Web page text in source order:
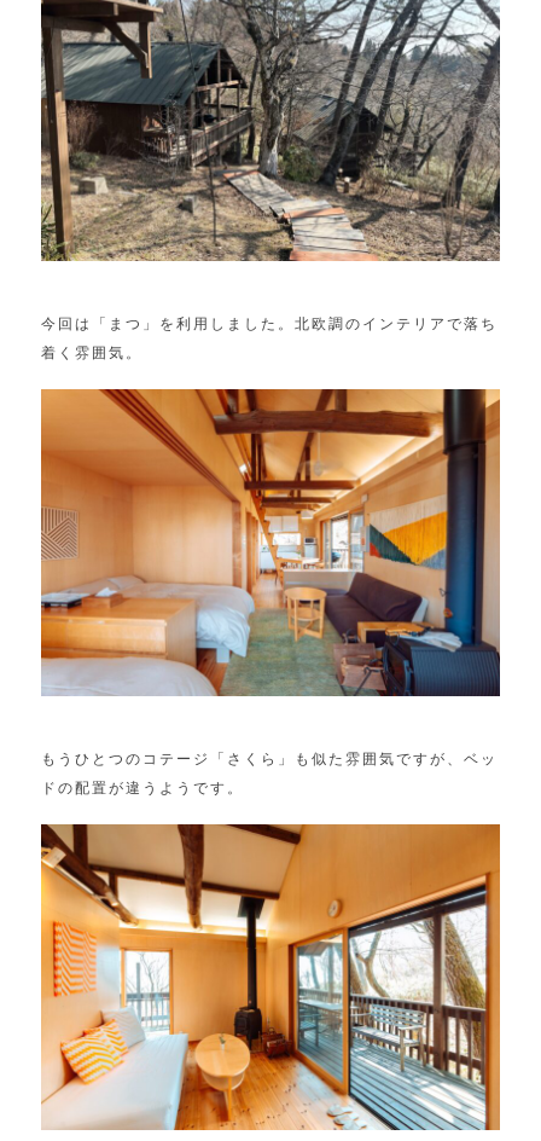
今回は「まつ」を利用しました。北欧調のインテリアで落ち
着く雰囲気。
もうひとつのコテージ「さくら」も似た雰囲気ですが、ベッ
ドの配置が違うようです。